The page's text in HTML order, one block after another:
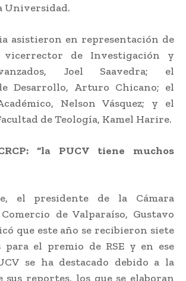
Universidad.
asistieron en representación de
de Investigación y
Joel Saavedra; el
Desarrollo, Arturo Chicano; el
Nelson Vásquez; y el
de Teología, Kamel Harire.
“la PUCV tiene muchos
el presidente de la Cámara
de Valparaíso, Gustavo
que este año se recibieron siete
para el premio de RSE y en ese
se ha destacado debido a la
sus reportes, los que se elaboran